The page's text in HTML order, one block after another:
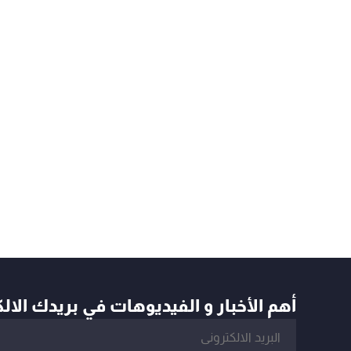
أهم الأخبار و الفيديوهات في بريدك